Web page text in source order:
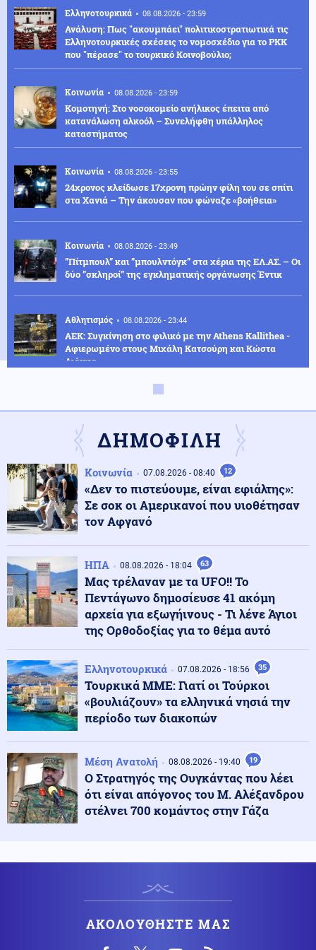
Ελληνοτουρκικά 08.08.2026 - 23:59
Ανάλυση: Πως "ακουμπάει" πολιτικοστρατιωτικά τις
Ελληνοτουρκικές σχέσεις το νομοσχέδιο για το PKK
που "πέρασε" το τουρκικό Κοινοβούλιο;
Κοινωνία 08.08.2026 - 23:59
Κομοτηνή: Στο νοσοκομείο ανήλικος έπειτα από
κατανάλωση αλκοόλ – Συνελήφθη υπάλληλος
καταστήματος
Κοινωνία 08.08.2026 - 23:55
24χρονος κλείδωσε 17χρονη πρώην φίλη του σε σπίτι
στα Χανιά – Την άκουσαν που φώναζε «βοήθεια»
Κοινωνία 08.08.2026 - 23:49
”Πίτμπουλ” και ”μπουλντόγκ” στα χέρια της ΕΛ.ΑΣ. – Οι
δύο ”σκληροί” της εγκληματικής οργάνωσης Έντικ
Αθλητισμός 08.08.2026 - 23:44
ΑΕΚ: Συγκίνηση στο φιλικό με την Athens Kallithea -
Αφιερωμένο στους Μιχάλη Κατσούρη και Κώστα
Λιάκκα
Κωνσταντοπούλου: Το έγκλημα των υποκλοπών
αποτελεί έγκλημα κατά της Δημοκρατίας - Η ανάρτησή
της
Κόσμος 08.08.2026 - 23:25
Τους "την έσκασε" άθελά του ο Ρονάλντο: Πλήθος
κόσμου στη Μαδέρα για το γάμο, αλλά τελικά
παντρευόταν άλλο ζευγάρι
Κοινωνία
Συγκλονιστικό τροχαίο: Αυτοκίνητο συγκρούστηκε με
μηχανή αστυνομικών της ΔΙΑΣ στο Λαγονήσι
Ένοπλες Συρράξεις 08.08.2026 - 23:06
Καταγγελία για νυχτερινή είσοδο ισραηλινών
στρατευμάτων σε χωριό του Λιβάνου - Τι απαντά το
Ισραήλ
Ελληνοτουρκικά 08.08.2026 - 23:00
Ανάλυση: Η Ελληνική αντίδραση μετά την τριμερή
συμφωνία Τουρκίας-Πακιστάν-Σ. Αραβίας στη Μέκκα
Κόσμος 08.08.2026 - 22:53
Η Τουρκία ζητά "μορατόριουμ" Ρωσίας - Ουκρανίας
στις επιθέσεις κατά εμπορικών πλοίων στη Μαύρη
Θάλασσα
Κόσμος 08.08.2026 - 22:41
«Μη εσκεμμένο συμβάν» απαντούν οι Ουκρανοί
ΔΗΜΟΦΙΛΗ
Κοινωνία 07.08.2026 - 08:40 12
«Δεν το πιστεύουμε, είναι εφιάλτης»:
Σε σοκ οι Αμερικανοί που υιοθέτησαν
τον Αφγανό
ΗΠΑ 08.08.2026 - 18:04 63
Μας τρέλαναν με τα UFO!! Το
Πεντάγωνο δημοσίευσε 41 ακόμη
αρχεία για εξωγήινους - Τι λένε Άγιοι
της Ορθοδοξίας για το θέμα αυτό
Ελληνοτουρκικά 07.08.2026 - 18:56 35
Τουρκικά ΜΜΕ: Γιατί οι Τούρκοι
«βουλιάζουν» τα ελληνικά νησιά την
περίοδο των διακοπών
Μέση Ανατολή 08.08.2026 - 19:40 19
Ο Στρατηγός της Ουγκάντας που λέει
ότι είναι απόγονος του Μ. Αλέξανδρου
στέλνει 700 κομάντος στην Γάζα
ΑΚΟΛΟΥΘΗΣΤΕ ΜΑΣ